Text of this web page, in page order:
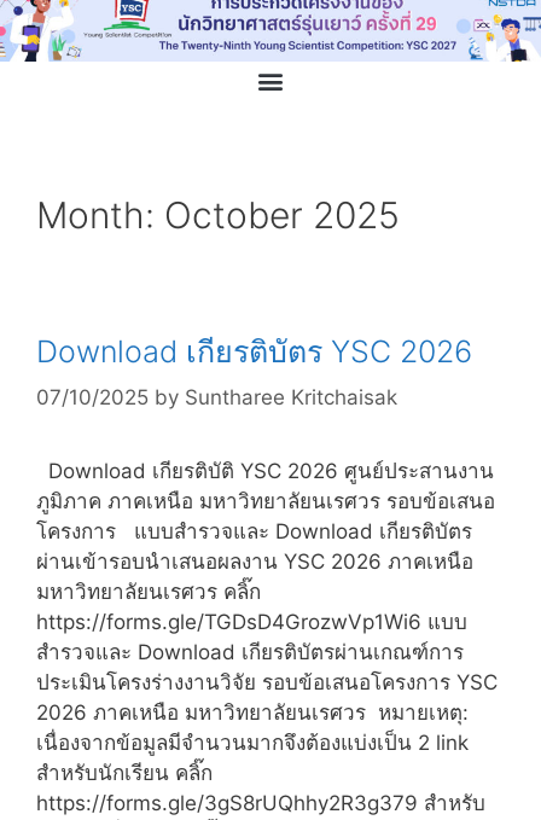
Month: October 2025
Download เกียรติบัตร YSC 2026
07/10/2025 by Suntharee Kritchaisak
Download เกียรติบัติ YSC 2026 ศูนย์ประสานงาน
ภูมิภาค ภาคเหนือ มหาวิทยาลัยนเรศวร รอบข้อเสนอ
โครงการ แบบสำรวจและ Download เกียรติบัตร
ผ่านเข้ารอบนำเสนอผลงาน YSC 2026 ภาคเหนือ
มหาวิทยาลัยนเรศวร คลิ๊ก
https://forms.gle/TGDsD4GrozwVp1Wi6 แบบ
สำรวจและ Download เกียรติบัตรผ่านเกณฑ์การ
ประเมินโครงร่างงานวิจัย รอบข้อเสนอโครงการ YSC
2026 ภาคเหนือ มหาวิทยาลัยนเรศวร หมายเหตุ:
เนื่องจากข้อมูลมีจำนวนมากจึงต้องแบ่งเป็น 2 link
สำหรับนักเรียน คลิ๊ก
https://forms.gle/3gS8rUQhhy2R3g379 สำหรับ